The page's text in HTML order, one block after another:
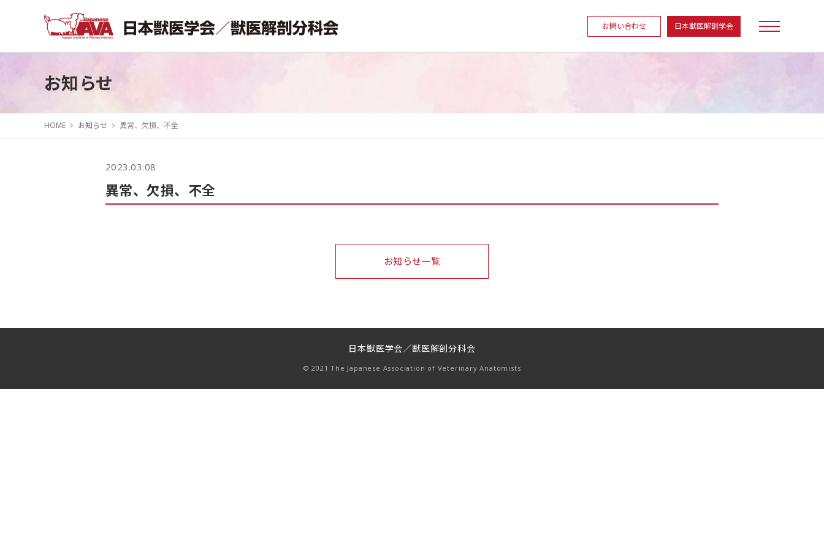
お問い合わせ 日本獣医解剖学会
お知らせ
HOME お知らせ 異常、欠損、不全
2023.03.08
異常、欠損、不全
お知らせ一覧
日本獣医学会／獣医解剖分科会
© 2021 The Japanese Association of Veterinary Anatomists